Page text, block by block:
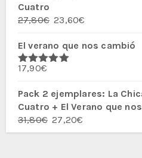
Cuatro
27,80€ El
original
era:
23,60€
actual
El verano que nos cambió
Valorado
5
17,90€
Pack 2 ejemplares: La
Cuatro + El Verano que
31,80€ El
precio
27,20€
precio